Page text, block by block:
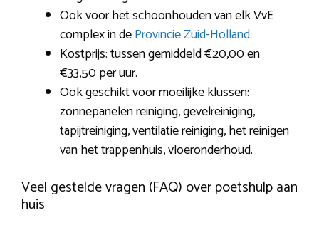
Ook voor het schoonhouden van elk VvE
complex in deProvincie Zuid-Holland.
Kostprijs: tussen gemiddeld €20,00 en
€33,50 per uur.
Ook geschikt voor moeilijke klussen:
zonnepanelen reiniging, gevelreiniging,
tapijtreiniging, ventilatie reiniging, het reinigen
van het trappenhuis, vloeronderhoud.
Veel gestelde vragen (FAQ) over poetshulp aan
huis